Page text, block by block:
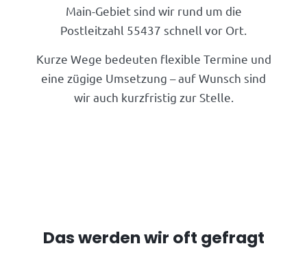
Main-Gebiet sind wir rund um die
Postleitzahl 55437 schnell vor Ort.
Kurze Wege bedeuten flexible Termine und
eine zügige Umsetzung – auf Wunsch sind
wir auch kurzfristig zur Stelle.
Das werden wir oft gefragt